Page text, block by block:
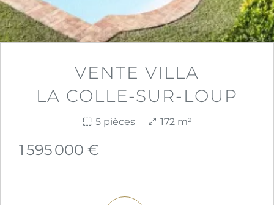
VENTE VILLA
LA COLLE-SUR-LOUP
5 pièces 172 m²
1 595 000 €